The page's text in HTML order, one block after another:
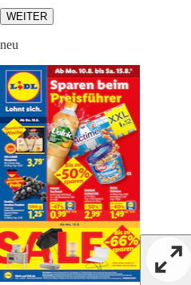
WEITER
neu